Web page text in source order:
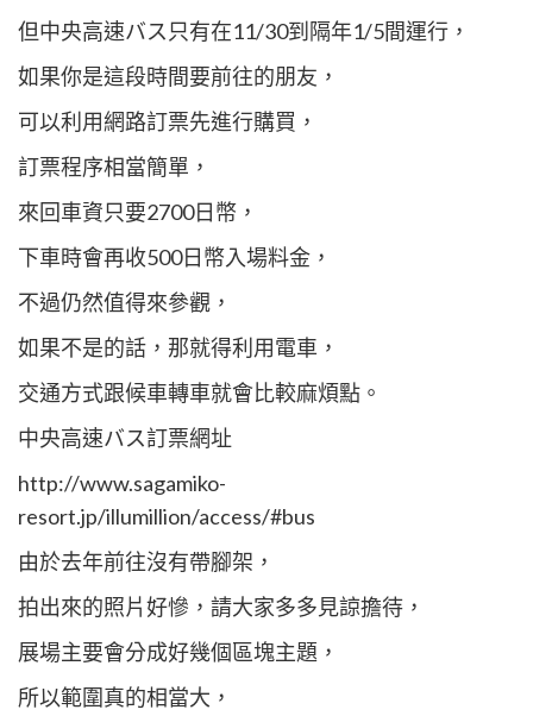
但中央高速バス只有在11/30到隔年1/5間運行，
如果你是這段時間要前往的朋友，
可以利用網路訂票先進行購買，
訂票程序相當簡單，
來回車資只要2700日幣，
下車時會再收500日幣入場料金，
不過仍然值得來參觀，
如果不是的話，那就得利用電車，
交通方式跟候車轉車就會比較麻煩點。
中央高速バス訂票網址
http://www.sagamiko-
resort.jp/illumillion/access/#bus
由於去年前往沒有帶腳架，
拍出來的照片好慘，請大家多多見諒擔待，
展場主要會分成好幾個區塊主題，
所以範圍真的相當大，